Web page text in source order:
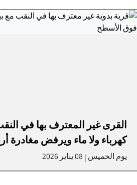
القرى غير المعترف بها في
كهرباء ولا ماء ويرفض مغادرة
يوم الخميس |08 يناير 2026